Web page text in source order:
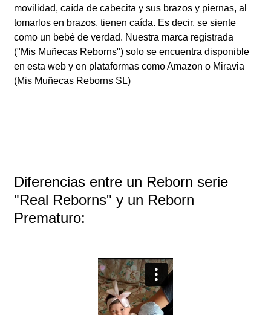
movilidad, caída de cabecita y sus brazos y piernas, al
tomarlos en brazos, tienen caída. Es decir, se siente
como un bebé de verdad. Nuestra marca registrada
("Mis Muñecas Reborns") solo se encuentra disponible
en esta web y en plataformas como Amazon o Miravia
(Mis Muñecas Reborns SL)
Diferencias entre un Reborn serie
"Real Reborns" y un Reborn
Prematuro: